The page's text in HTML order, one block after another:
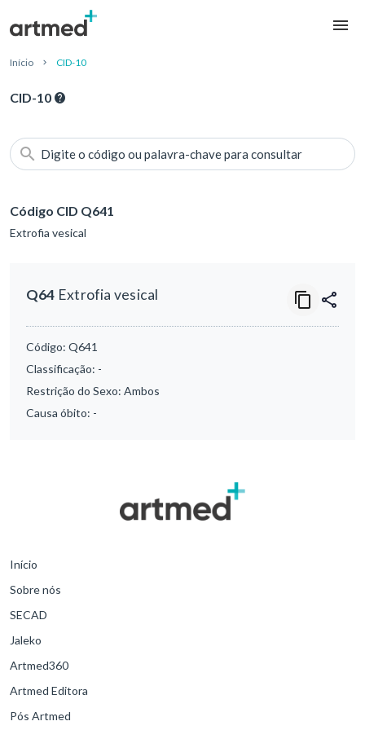
Início CID-10
CID-10
Digite o código ou palavra-chave para consultar
Código CID Q641
Extrofia vesical
Q64 Extrofia vesical
Código: Q641
Classificação: -
Restrição do Sexo: Ambos
Causa óbito: -
Início
Sobre nós
SECAD
Jaleko
Artmed360
Artmed Editora
Pós Artmed